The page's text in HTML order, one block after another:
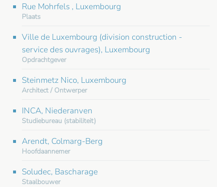
Rue Mohrfels , Luxembourg
Plaats
Ville de Luxembourg (division construction -
service des ouvrages), Luxembourg
Opdrachtgever
Steinmetz Nico, Luxembourg
Architect / Ontwerper
INCA, Niederanven
Studiebureau (stabiliteit)
Arendt, Colmarg-Berg
Hoofdaannemer
Soludec, Bascharage
Staalbouwer